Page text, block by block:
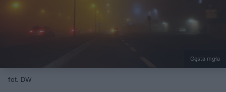
Gęsta mgła
fot. DW